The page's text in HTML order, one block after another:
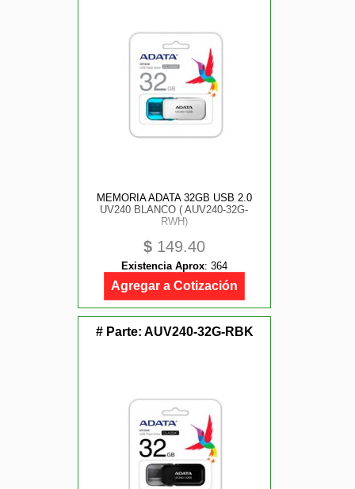
MEMORIA ADATA 32GB USB 2.0
UV240 BLANCO ( AUV240-32G-
RWH)
$ 149.40
Existencia Aprox: 364
Agregar a Cotización
# Parte: AUV240-32G-RBK